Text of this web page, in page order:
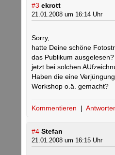
#3 ekrott
21.01.2008 um 16:14 Uhr
Sorry,
hatte Deine schöne
das Publikum
jetzt bei solchen
Haben die eine
Workshop o.ä. gemacht?
Kommentieren |
#4 Stefan
21.01.2008 um 16:15 Uhr